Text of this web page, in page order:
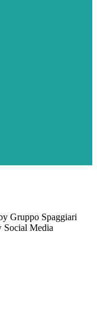
Gruppo Spaggiari
Social Media